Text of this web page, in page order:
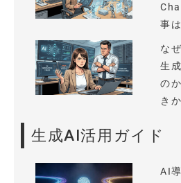
事
な
生
の
き
生成AI活用ガイド
AI